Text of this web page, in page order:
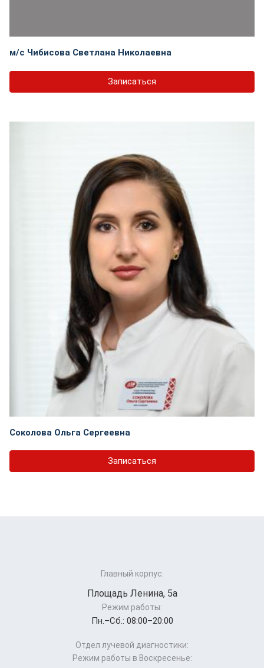
м/с Чибисова Светлана Николаевна
Записаться
Соколова Ольга Сергеевна
Записаться
Главный корпус:
Площадь Ленина, 5а
Режим работы:
Пн.–Cб.: 08:00–20:00
Отдел лучевой диагностики:
Режим работы в Воскресенье: